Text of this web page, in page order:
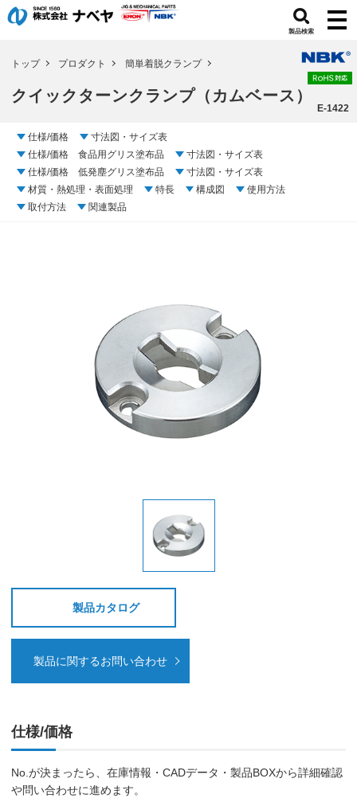
製品検索
トップ プロダクト 簡単着脱クランプ
クイックターンクランプ（カムベース）
E-1422
仕様/価格
寸法図・サイズ表
仕様/価格 食品用グリス塗布品
寸法図・サイズ表
仕様/価格 低発塵グリス塗布品
寸法図・サイズ表
材質・熱処理・表面処理
特長 構成図
使用方法
取付方法
関連製品
製品カタログ
製品に関するお問い合わせ
仕様/価格
No.が決まったら、在庫情報・CADデータ・製品BOXから詳細確認
や問い合わせに進めます。